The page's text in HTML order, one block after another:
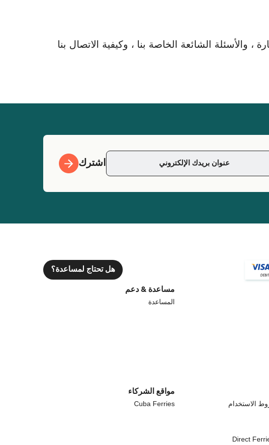
والأسئلة الشائعة الخاصة بنا ، وكيفية الاتصال بنا
اشترك
هل تحتاج لمساعدة؟
مساعدة & دعم
المساعدة
مواقع الشركاء
Cuba Ferries